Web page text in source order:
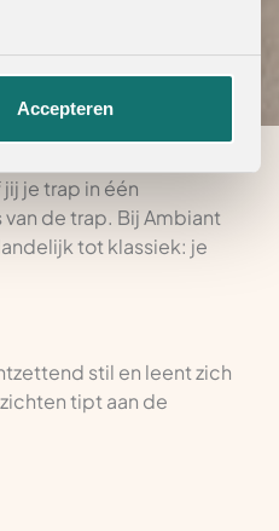
Accepteren
je trap in één
de trap. Bij Ambiant
tot klassiek: je
stil en leent zich
tipt aan de